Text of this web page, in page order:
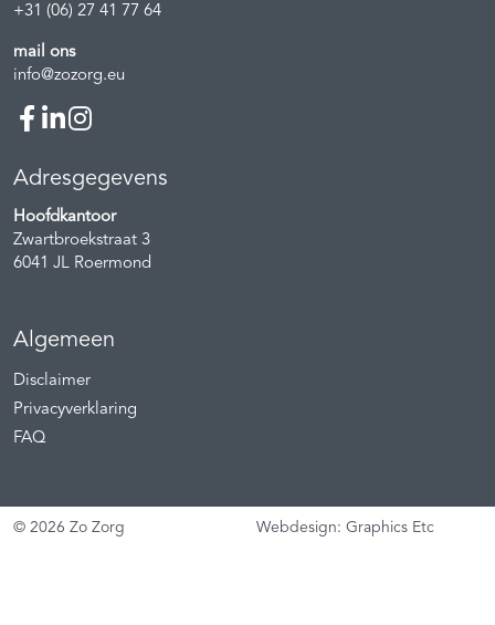
+31 (06) 27 41 77 64
mail ons
info@zozorg.eu
Adresgegevens
Hoofdkantoor
Zwartbroekstraat 3
6041 JL Roermond
Algemeen
Disclaimer
Privacyverklaring
FAQ
© 2026 Zo Zorg Webdesign: Graphics Etc